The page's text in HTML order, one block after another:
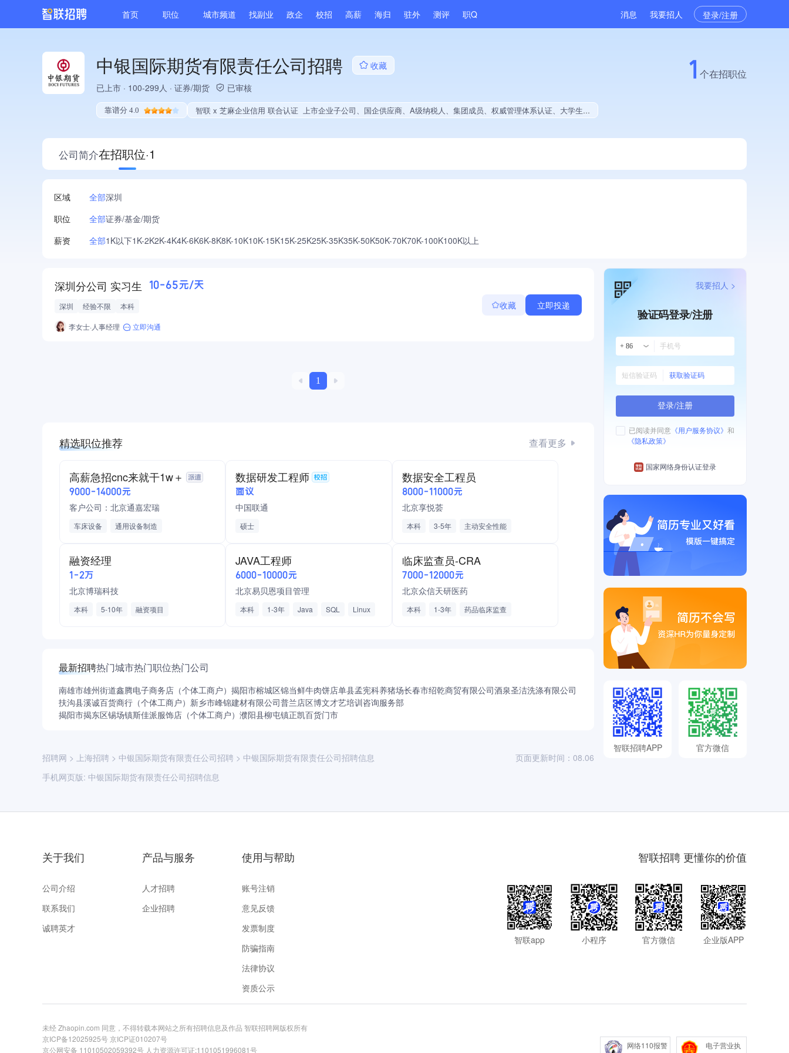
首页 职位 城市频道 找副业 政企 校招 高薪 海归 驻外 测评 职Q 消息 我要招人 登录/注册
中银国际期货有限责任公司招聘
收藏
已上市 · 100-299人 · 证券/期货 已审核
靠谱分 4.0 智联 x 芝麻企业信用 联合认证 上市企业子公司、国企供应商、A级纳税人、集团成员、权威管理体系认证、大学生就业贡献、拥有行业应用软件著作权
1 个在招职位
公司简介在招职位·1
区域 全部深圳
职位
全部证券/基金/期货
薪资
全部1K以下1K-2K2K-4K4K-6K6K-8K8K-10K10K-15K15K-25K25K-35K35K-50K50K-70K70K-100K100K以上
深圳分公司 实习生 10-65元/天
深圳 经验不限 本科
李女士·人事经理 立即沟通
收藏 立即投递
1
精选职位推荐 查看更多
高薪急招cnc来就干1w＋
9000-14000元
客户公司：北京通嘉宏瑞
车床设备
通用设备制造
加班费
工龄奖
法定节假日三薪
数据研发工程师
面议
中国联通
硕士
数据安全工程员
8000-11000元
北京享悦荟
本科 3-5年
主动安全性能
安全性能分析
数据安全合规
数据安全技术方案实施
信息安全
五险一金
工龄奖
住房补贴
法定节假日正常休
可调休
融资经理
1-2万
北京博瑞科技
本科 5-10年
融资项目
餐补
通讯补助 带薪年假
JAVA工程师
6000-10000元
北京易贝恩项目管理
本科 1-3年 Java SQL
Linux
临床监查员-CRA
7000-12000元
北京众信天研医药
本科 1-3年
药品临床监查
最新招聘热门城市热门职位热门公司
南雄市雄州街道鑫腾电子商务店（个体工商户） 揭阳市榕城区锦当鲜牛肉饼店单县孟宪科养猪场长春市绍乾商贸有限公司酒泉圣洁洗涤有限公司
扶沟县溪诚百货商行（个体工商户） 新乡市峰锦建材有限公司普兰店区博文才艺培训咨询服务部
揭阳市揭东区锡场镇斯佳派服饰店（个体工商户） 濮阳县柳屯镇正凯百货门市
招聘网 > 上海招聘 > 中银国际期货有限责任公司招聘 > 中银国际期货有限责任公司招聘信息
手机网页版: 中银国际期货有限责任公司招聘信息
页面更新时间：08.06
验证码登录/注册
+ 86
获取验证码
登录/注册
已阅读并同意 《用户服务协议》 和
《隐私政策》
国家网络身份认证登录
我要招人 >
智联招聘APP 官方微信
关于我们
公司介绍
联系我们
诚聘英才
产品与服务
人才招聘
企业招聘
使用与帮助
账号注销
意见反馈
发票制度
防骗指南
法律协议
资质公示
智联招聘 更懂你的价值
智联app 小程序 官方微信 企业版APP
未经 Zhaopin.com 同意，不得转载本网站之所有招聘信息及作品 智联招聘网版权所有
京ICP备12025925号京ICP证010207号
京公网安备 11010502059392号 人力资源许可证:1101051996081号
网络110报警
电子营业执